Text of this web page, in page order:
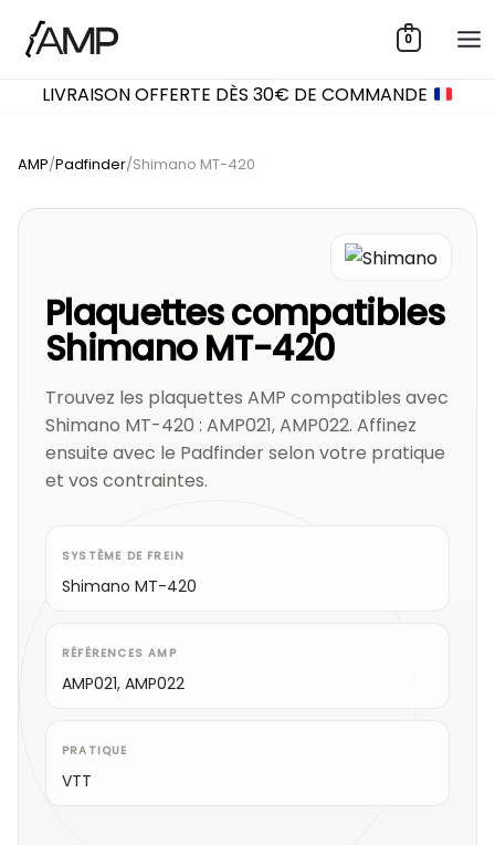
0
LIVRAISON OFFERTE DÈS 30€ DE COMMANDE
AMP/Padfinder/Shimano MT-420
Plaquettes compatibles
Shimano MT-420
Trouvez les plaquettes AMP compatibles avec
Shimano MT-420 : AMP021, AMP022. Affinez
ensuite avec le Padfinder selon votre pratique
et vos contraintes.
SYSTÈME DE FREIN
Shimano MT-420
RÉFÉRENCES AMP
AMP021, AMP022
PRATIQUE
VTT